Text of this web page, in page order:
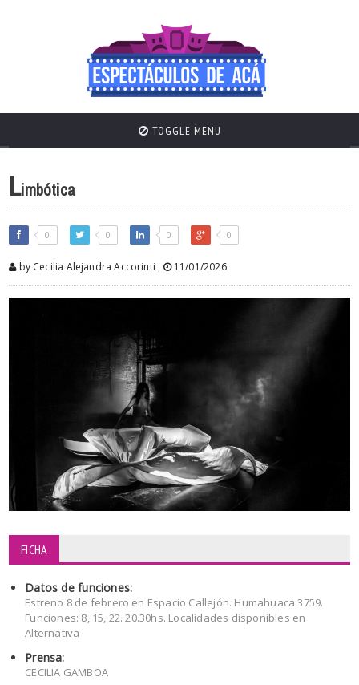
TOGGLE MENU
Limbótica
0 0 0 0
by Cecilia Alejandra Accorinti , 11/01/2026
FICHA
Datos de funciones:
Estreno 8 de febrero en Espacio Callejón. Humahuaca 3759.
Funciones: 8, 15, 22. 20.30hs. Localidades disponibles en
Alternativa
Prensa:
CECILIA GAMBOA